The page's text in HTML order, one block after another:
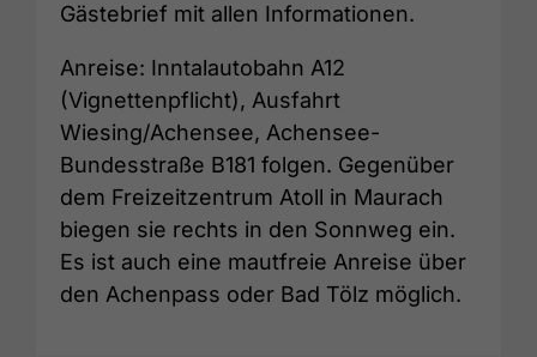
Gästebrief mit allen Informationen.
Anreise: Inntalautobahn A12
(Vignettenpflicht), Ausfahrt
Wiesing/Achensee, Achensee-
Bundesstraße B181 folgen. Gegenüber
dem Freizeitzentrum Atoll in Maurach
biegen sie rechts in den Sonnweg ein.
Es ist auch eine mautfreie Anreise über
den Achenpass oder Bad Tölz möglich.